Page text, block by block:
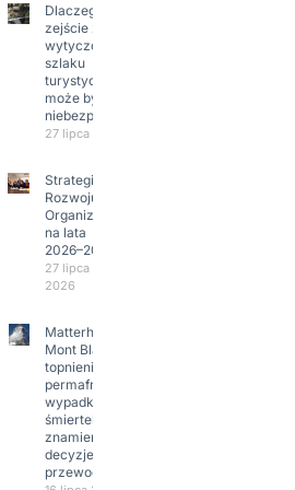
Dlaczego
zejście z
wytyczonego
szlaku
turystycznego
może być
niebezpieczne?
27 lipca 2026
Strategia
Rozwoju
Organizacji
na lata
2026–2029
27 lipca
2026
Matterhorn i
Mont Blanc:
topnienie
permafrost,
wypadki
śmiertelne,
znamienne
decyzje
przewodników